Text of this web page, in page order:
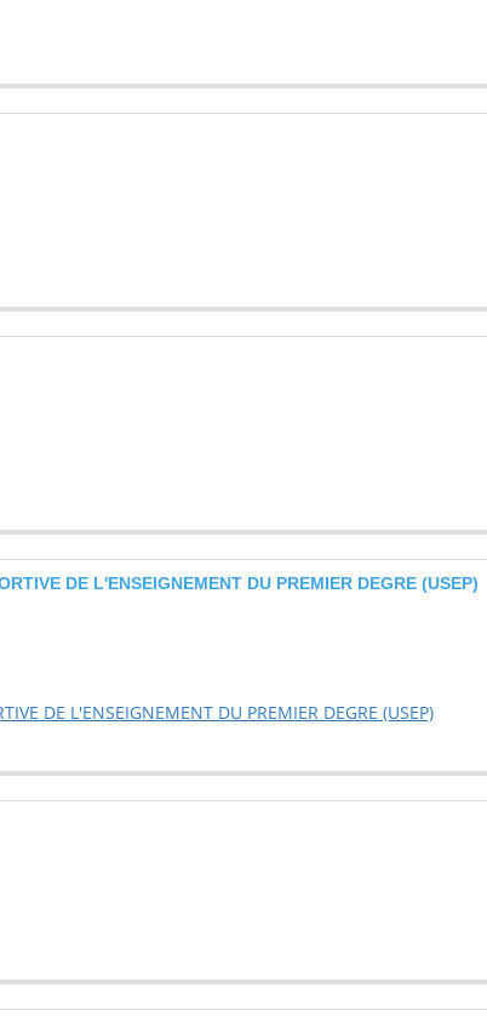
DE L'ENSEIGNEMENT DU PREMIER DEGRE (USEP)
DE L'ENSEIGNEMENT DU PREMIER DEGRE (USEP)